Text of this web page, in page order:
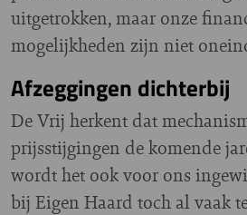
uitgetrokken, maar onze
mogelijkheden zijn niet
Afzeggingen dichterbij
De Vrij herkent dat
prijsstijgingen de komende
wordt het ook voor ons
bij Eigen Haard toch al vaak